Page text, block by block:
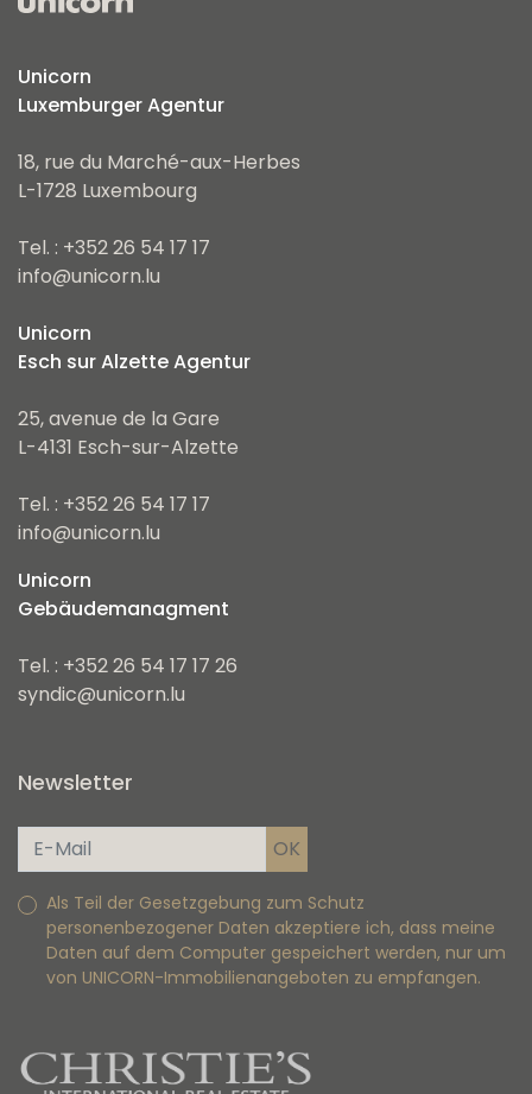
Unicorn
Luxemburger Agentur
18, rue du Marché-aux-Herbes
L-1728 Luxembourg
Tel. : +352 26 54 17 17
info@unicorn.lu
Unicorn
Esch sur Alzette Agentur
25, avenue de la Gare
L-4131 Esch-sur-Alzette
Tel. : +352 26 54 17 17
info@unicorn.lu
Unicorn
Gebäudemanagment
Tel. : +352 26 54 17 17 26
syndic@unicorn.lu
Newsletter
Als Teil der Gesetzgebung zum Schutz
personenbezogener Daten akzeptiere ich, dass meine
Daten auf dem Computer gespeichert werden, nur um
von UNICORN-Immobilienangeboten zu empfangen.